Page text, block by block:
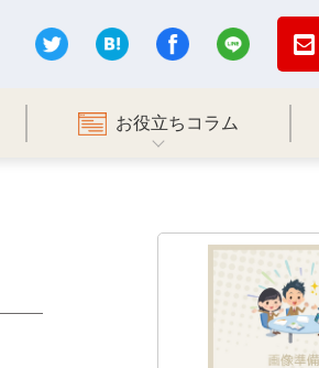
お役立ちコラム